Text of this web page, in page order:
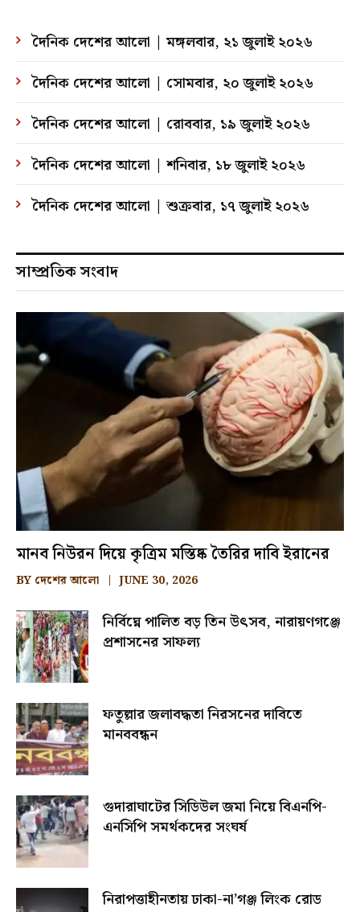
দৈনিক দেশের আলো | মঙ্গলবার, ২১ জুলাই ২০২৬
দৈনিক দেশের আলো | সোমবার, ২০ জুলাই ২০২৬
দৈনিক দেশের আলো | রোববার, ১৯ জুলাই ২০২৬
দৈনিক দেশের আলো | শনিবার, ১৮ জুলাই ২০২৬
দৈনিক দেশের আলো | শুক্রবার, ১৭ জুলাই ২০২৬
সাম্প্রতিক সংবাদ
মানব নিউরন দিয়ে কৃত্রিম মস্তিষ্ক তৈরির দাবি ইরানের
BY দেশের আলো JUNE 30, 2026
নির্বিঘ্নে পালিত বড় তিন উৎসব, নারায়ণগঞ্জে
প্রশাসনের সাফল্য
ফতুল্লার জলাবদ্ধতা নিরসনের দাবিতে
মানববন্ধন
গুদারাঘাটের সিডিউল জমা নিয়ে বিএনপি-
এনসিপি সমর্থকদের সংঘর্ষ
নিরাপত্তাহীনতায় ঢাকা-না’গঞ্জ লিংক রোড